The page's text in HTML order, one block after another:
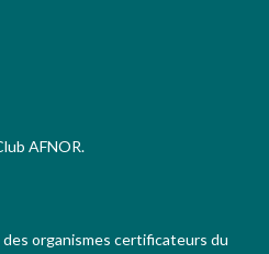
AFNOR.
organismes certificateurs du